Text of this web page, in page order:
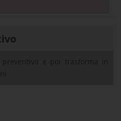
e poi trasforma in